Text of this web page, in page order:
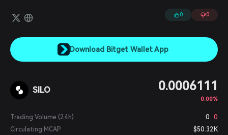
0 0
Download Bitget Wallet App
SILO 0.0006111
0.00%
Trading Volume (24h) 0
0
Circulating MCAP
$50.32K